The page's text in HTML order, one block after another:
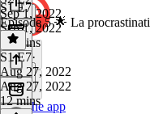
Get the app
Sep 1, 2022
Sep 1, 2022
28 mins
S1 E7
Episode 5 🌟 La
S1 E7·
Aug 27, 2022
Aug 27, 2022
12 mins